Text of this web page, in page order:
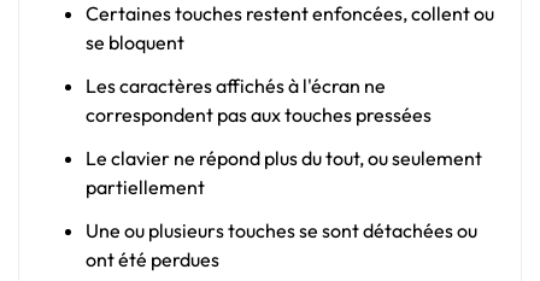
Certaines touches restent enfoncées, collent ou
se bloquent
Les caractères affichés à l'écran ne
correspondent pas aux touches pressées
Le clavier ne répond plus du tout, ou seulement
partiellement
Une ou plusieurs touches se sont détachées ou
ont été perdues